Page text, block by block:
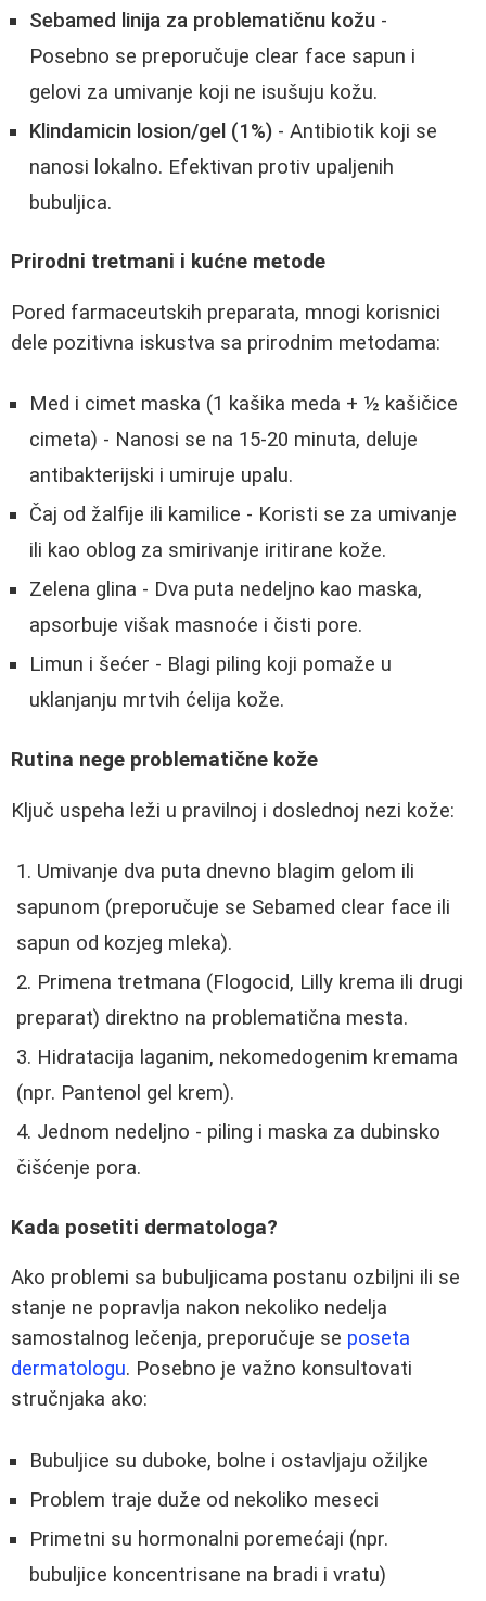
Sebamed linija za problematičnu kožu -
Posebno se preporučuje clear face sapun i
gelovi za umivanje koji ne isušuju kožu.
Klindamicin losion/gel (1%) - Antibiotik koji se
nanosi lokalno. Efektivan protiv upaljenih
bubuljica.
Prirodni tretmani i kućne metode
Pored farmaceutskih preparata, mnogi korisnici
dele pozitivna iskustva sa prirodnim metodama:
Med i cimet maska (1 kašika meda + ½ kašičice
cimeta) - Nanosi se na 15-20 minuta, deluje
antibakterijski i umiruje upalu.
Čaj od žalfije ili kamilice - Koristi se za umivanje
ili kao oblog za smirivanje iritirane kože.
Zelena glina - Dva puta nedeljno kao maska,
apsorbuje višak masnoće i čisti pore.
Limun i šećer - Blagi piling koji pomaže u
uklanjanju mrtvih ćelija kože.
Rutina nege problematične kože
Ključ uspeha leži u pravilnoj i doslednoj nezi kože:
Umivanje dva puta dnevno blagim gelom ili
sapunom (preporučuje se Sebamed clear face ili
sapun od kozjeg mleka).
Primena tretmana (Flogocid, Lilly krema ili drugi
preparat) direktno na problematična mesta.
Hidratacija laganim, nekomedogenim kremama
(npr. Pantenol gel krem).
Jednom nedeljno - piling i maska za dubinsko
čišćenje pora.
Kada posetiti dermatologa?
Ako problemi sa bubuljicama postanu ozbiljni ili se
stanje ne popravlja nakon nekoliko nedelja
samostalnog lečenja, preporučuje se poseta
dermatologu. Posebno je važno konsultovati
stručnjaka ako:
Bubuljice su duboke, bolne i ostavljaju ožiljke
Problem traje duže od nekoliko meseci
Primetni su hormonalni poremećaji (npr.
bubuljice koncentrisane na bradi i vratu)